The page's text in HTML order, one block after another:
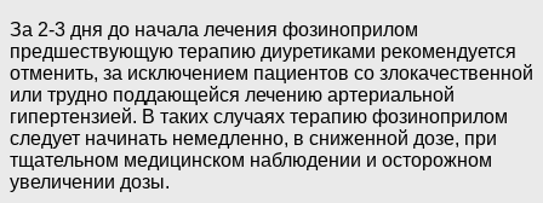
За 2-3 дня до начала лечения фозиноприлом
предшествующую терапию диуретиками рекомендуется
отменить, за исключением пациентов со злокачественной
или трудно поддающейся лечению артериальной
гипертензией. В таких случаях терапию фозиноприлом
следует начинать немедленно, в сниженной дозе, при
тщательном медицинском наблюдении и осторожном
увеличении дозы.